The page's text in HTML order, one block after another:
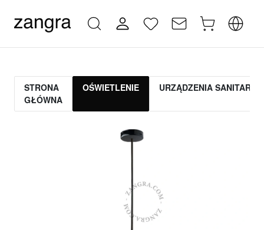
STRONA
GŁÓWNA
OŚWIETLENIE URZĄDZENIA SANITARNE